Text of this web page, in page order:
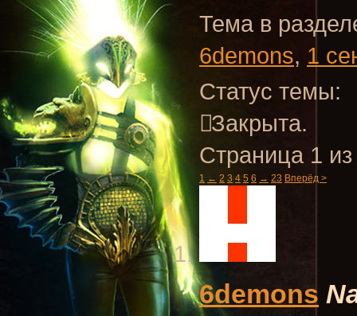
Тема в
6demons, 1
Статус темы:
Закрыта.
Страница 1
1 ← 2 3 4 5 6 → 23 Вперёд >
6demons